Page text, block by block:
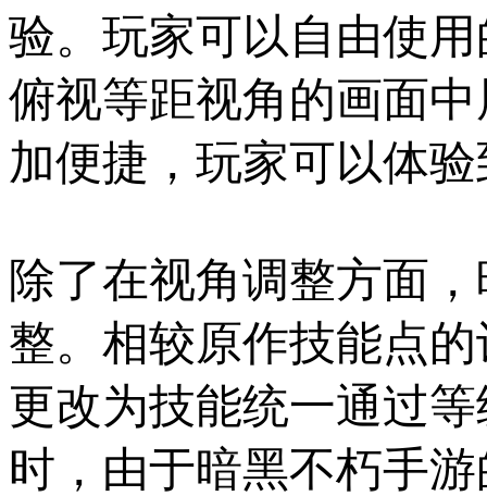
验。玩家可以自由使
俯视等距视角的画面
加便捷，玩家可以体
除了在视角调整方面
整。相较原作技能点
更改为技能统一通过
时，由于暗黑不朽手